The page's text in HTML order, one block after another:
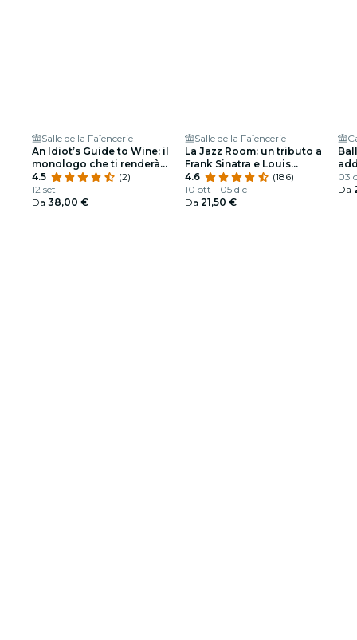
Salle de la Faïencerie
An Idiot’s Guide to Wine: il
monologo che ti renderà
interessante a una festa
4.5
(2)
12 set
Da 38,00 €
Salle de la Faïencerie
La Jazz Room: un tributo a
Frank Sinatra e Louis
Armstrong
4.6
(186)
10 ott - 05 dic
Da 21,50 €
03
Da